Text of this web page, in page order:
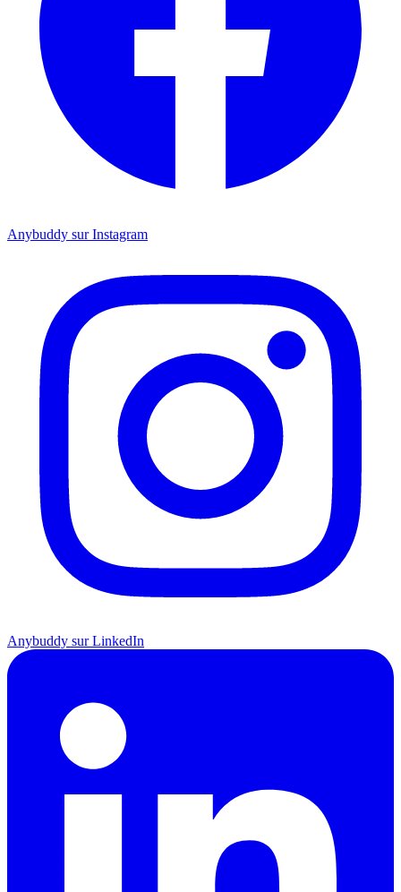
Anybuddy sur Instagram
Anybuddy sur LinkedIn